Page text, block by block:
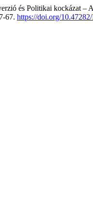
és Politikai kockázat –
67. https://doi.org/